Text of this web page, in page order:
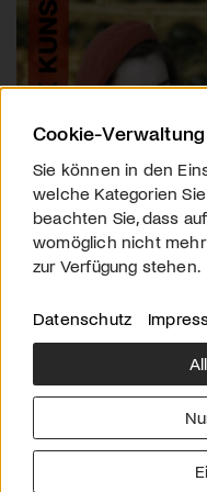
Über uns
Cookie-Verwaltung
Sie können in den
welche Kategorien
beachten Sie, dass
womöglich nicht
zur Verfügung stehen.
Datenschutz